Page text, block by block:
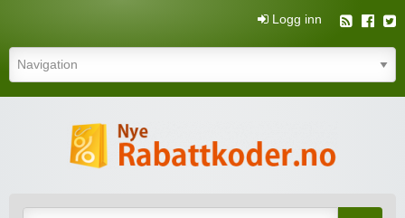
Logg inn